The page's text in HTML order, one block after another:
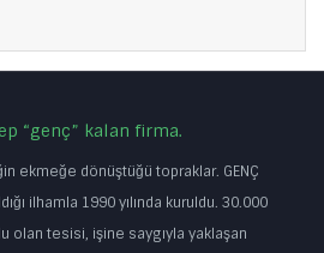
“genç” kalan firma.
ekmeğe dönüştüğü topraklar. GENÇ
ilhamla 1990 yılında kuruldu. 30.000
olan tesisi, işine saygıyla yaklaşan